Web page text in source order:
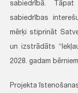
sabiedrībā.
sabiedrības
mērķi stiprināt
un izstrādāts
2028. gadam
Projekta